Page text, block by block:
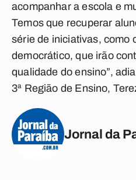
acompanhar a escola e
Temos que recuperar
série de iniciativas, como
democrático, que irão
qualidade do ensino”,
3ª Região de Ensino,
Jornal da